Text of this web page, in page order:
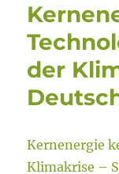
der
Kernenergie
Klimakrise –